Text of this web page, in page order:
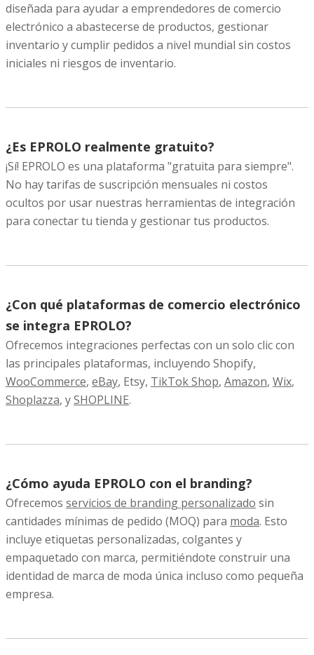
diseñada para ayudar a emprendedores de comercio
electrónico a abastecerse de productos, gestionar
inventario y cumplir pedidos a nivel mundial sin costos
iniciales ni riesgos de inventario.
¿Es EPROLO realmente gratuito?
¡Sí! EPROLO es una plataforma "gratuita para siempre".
No hay tarifas de suscripción mensuales ni costos
ocultos por usar nuestras herramientas de integración
para conectar tu tienda y gestionar tus productos.
¿Con qué plataformas de comercio electrónico
se integra EPROLO?
Ofrecemos integraciones perfectas con un solo clic con
las principales plataformas, incluyendo Shopify,
WooCommerce, eBay, Etsy, TikTok Shop, Amazon, Wix,
Shoplazza, ySHOPLINE.
¿Cómo ayuda EPROLO con el branding?
Ofrecemos servicios de branding personalizado sin
cantidades mínimas de pedido (MOQ) para moda. Esto
incluye etiquetas personalizadas, colgantes y
empaquetado con marca, permitiéndote construir una
identidad de marca de moda única incluso como pequeña
empresa.